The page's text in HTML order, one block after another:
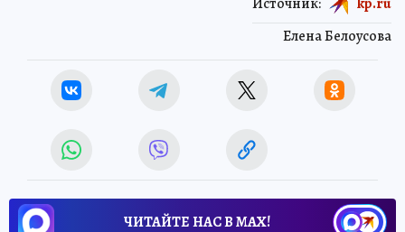
Елена Белоусова
ЧИТАЙТЕ НАС В МАХ!